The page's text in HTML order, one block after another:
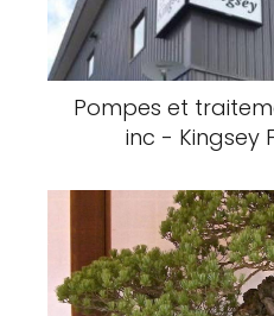
Pompes et
inc - Kingsey